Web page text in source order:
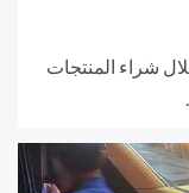
شراء المنتجات